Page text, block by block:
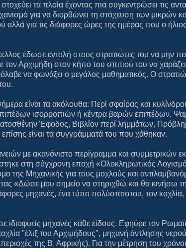
τα πλοία έχοντας πια συγκεντρώσει τις
για να διορθώνει τη στόχευση των μικρών
για τις διάφορες ώρες της ημέρας που ο
έδωσε εντολή στους στρατιώτες του να μην
Αρχιμήδη στον κήπο του σπιτιού του να
να φωνάξει ο μεγάλος μαθηματικός. Ο
είναι τα ακόλουθα: Περί σφαίρας και
ισορροπιών ή κέντρα βαρών επιπέδων,
Έφοδος, Βιβλίον περί λημμάτων,
είναι τα συγγράμματά του που χάθηκαν.
με ακανόνιστο περίγραμμα και συμμετρικών
στη σύγχρονη εποχή «Ολοκληρωτικός
της Μηχανικής για τους μοχλούς και
«Δώσε μου σημείο να στηριχθώ και θα κινήσω
μηχανές, ένα τύπο πολύσπαστου, τον κοχλία,
μηχανές κάθε είδους. Εφηύρε τον
"έλιξ του Αρχιμήδους", μηχανή άντλησης
της Β. Αφρικής). Για την μέτρηση του